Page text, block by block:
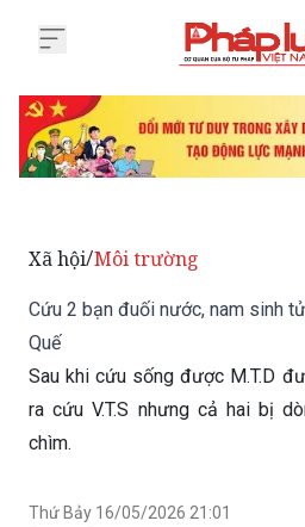
Xã hội/Môi trường
Cứu 2 bạn đuối nước, nam sinh
Quế
Sau khi cứu sống được M.T.D
ra cứu V.T.S nhưng cả hai bị
chìm.
Thứ Bảy 16/05/2026 21:01